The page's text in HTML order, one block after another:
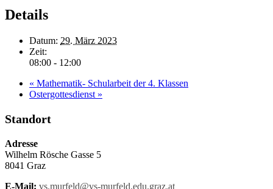
Details
Datum: 29. März 2023
Zeit:
08:00 - 12:00
« Mathematik- Schularbeit der 4. Klassen
Ostergottesdienst »
Standort
Adresse
Wilhelm Rösche Gasse 5
8041 Graz
E-Mail: vs.murfeld@vs-murfeld.edu.graz.at